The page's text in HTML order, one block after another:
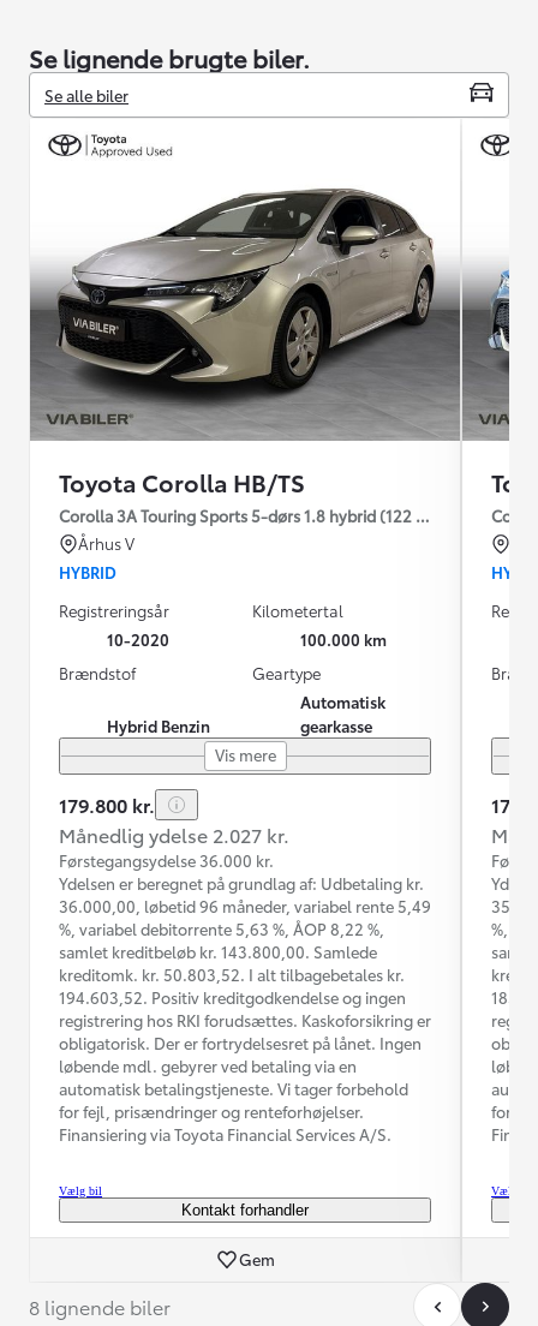
Se lignende brugte biler.
Se alle biler
Toyota Corolla HB/TS
Corolla 3A Touring Sports 5-dørs 1.8 hybrid (122 hk) aut. gear
Århus V
HYBRID
Registreringsår
10-2020
Kilometertal
100.000 km
Brændstof
Hybrid Benzin
Geartype
Automatisk
gearkasse
Vis mere
179.800 kr.
Månedlig ydelse 2.027 kr.
Førstegangsydelse 36.000 kr.
Ydelsen er beregnet på grundlag af: Udbetaling kr.
36.000,00, løbetid 96 måneder, variabel rente 5,49
%, variabel debitorrente 5,63 %, ÅOP 8,22 %,
samlet kreditbeløb kr. 143.800,00. Samlede
kreditomk. kr. 50.803,52. I alt tilbagebetales kr.
194.603,52. Positiv kreditgodkendelse og ingen
registrering hos RKI forudsættes. Kaskoforsikring er
obligatorisk. Der er fortrydelsesret på lånet. Ingen
løbende mdl. gebyrer ved betaling via en
automatisk betalingstjeneste. Vi tager forbehold
for fejl, prisændringer og renteforhøjelser.
Finansiering via Toyota Financial Services A/S.
Vælg bil
Kontakt forhandler
Gem
%,
for
Vælg bil
8 lignende biler